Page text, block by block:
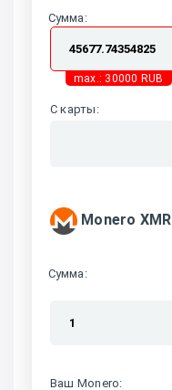
Сумма:
max.: 30000 RUB
С карты :
Monero XMR
Сумма:
Ваш Monero: